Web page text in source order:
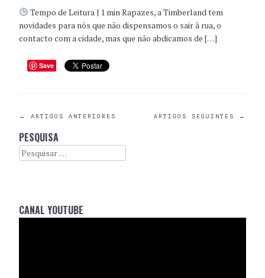
Tempo de Leitura | 1 min Rapazes, a Timberland tem
novidades para nós que não dispensamos o sair à rua, o
contacto com a cidade, mas que não abdicamos de […]
Save
POST
NAVIGATION
← ARTIGOS ANTERIORES ARTIGOS SEGUINTES →
PESQUISA
Search
CANAL YOUTUBE